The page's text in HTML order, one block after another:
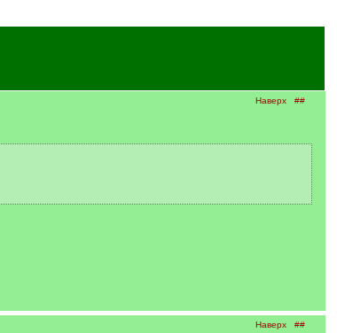
Наверх ##
Наверх ##